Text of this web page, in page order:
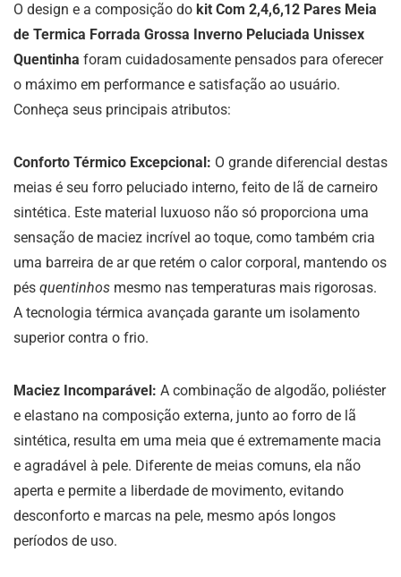
O design e a composição do kit Com 2,4,6,12 Pares Meia
de Termica Forrada Grossa Inverno Peluciada Unissex
Quentinha foram cuidadosamente pensados para oferecer
o máximo em performance e satisfação ao usuário.
Conheça seus principais atributos:
Conforto Térmico Excepcional: O grande diferencial destas
meias é seu forro peluciado interno, feito de lã de carneiro
sintética. Este material luxuoso não só proporciona uma
sensação de maciez incrível ao toque, como também cria
uma barreira de ar que retém o calor corporal, mantendo os
pés quentinhos mesmo nas temperaturas mais rigorosas.
A tecnologia térmica avançada garante um isolamento
superior contra o frio.
Maciez Incomparável: A combinação de algodão, poliéster
e elastano na composição externa, junto ao forro de lã
sintética, resulta em uma meia que é extremamente macia
e agradável à pele. Diferente de meias comuns, ela não
aperta e permite a liberdade de movimento, evitando
desconforto e marcas na pele, mesmo após longos
períodos de uso.